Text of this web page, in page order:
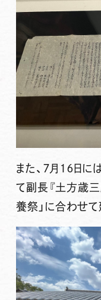
また、７月１６日
て副長『土方歳
養祭」に合わせて